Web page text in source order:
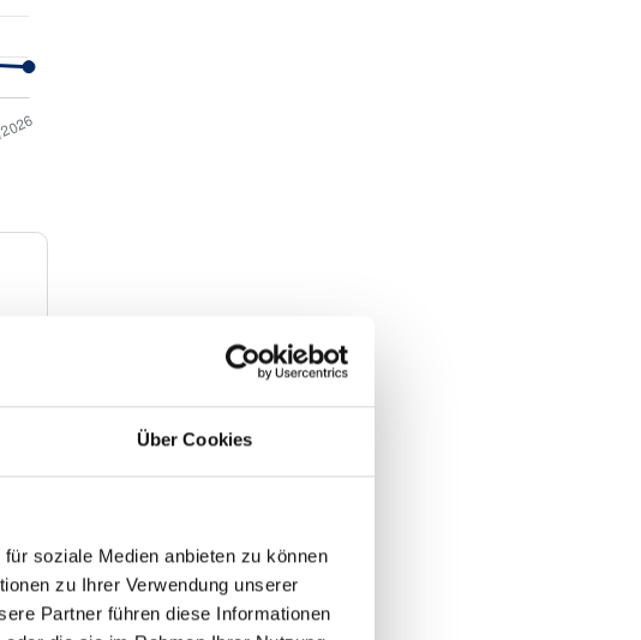
Über Cookies
soziale Medien anbieten zu können
zu Ihrer Verwendung unserer
Partner führen diese Informationen